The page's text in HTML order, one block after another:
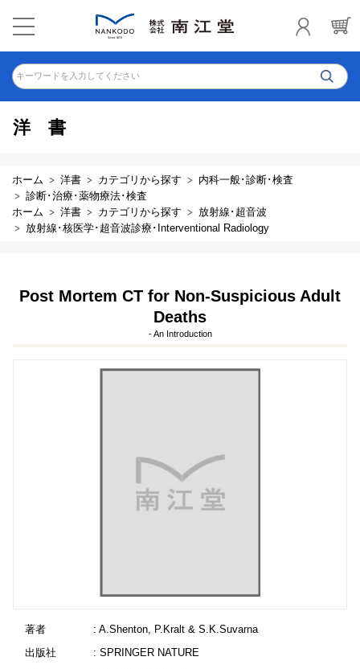
キーワードを入力してください
洋書
ホーム 洋書 カテゴリから探す
内科一般･診断･検査
診断･治療･薬物療法･検査
ホーム
洋書 カテゴリから探す
放射線･超音波
放射線･核医学･超音波診療･Interventional Radiology
Post Mortem CT for Non-Suspicious Adult
Deaths
- An Introduction
著者
: A.Shenton, P.Kralt & S.K.Suvarna
出版社
: SPRINGER NATURE